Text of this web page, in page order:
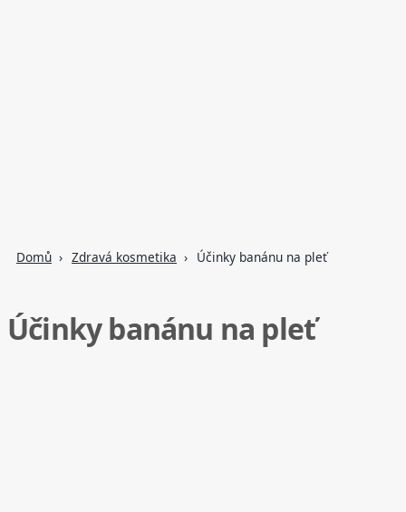
Domů Zdravá kosmetika Účinky banánu na pleť
Účinky banánu na pleť